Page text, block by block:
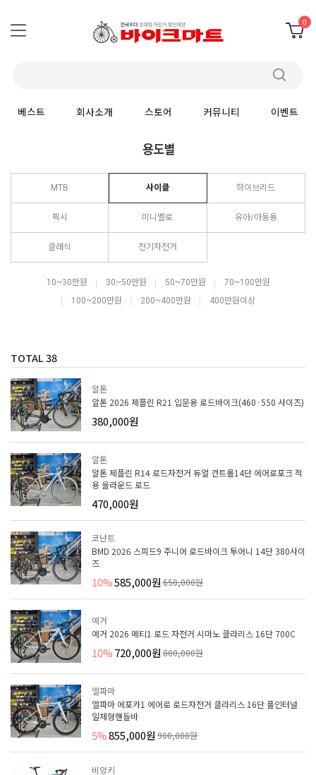
0
베스트 회사소개 스토어 커뮤니티 이벤트
용도별
MTB 사이클 하이브리드
픽시 미니벨로 유아/아동용
클래식 전기자전거
10~30만원 30~50만원 50~70만원
70~100만원
100~200만원
200~400만원 400만원이상
TOTAL38
알톤
알톤 2026 제플린 R21 입문용 로드바이크(460·550 사이즈)
380,000원
알톤
알톤 제플린 R14 로드자전거 듀얼 컨트롤14단 에어로포크 적
용 올라운드 로드
470,000원
코난트
BMD 2026 스피드9 주니어 로드바이크 투어니 14단 380사이
즈
10%585,000원 650,000원
예거
예거 2026 메티1 로드 자전거 시마노 클라리스 16단 700C
10%720,000원 800,000원
엘파마
엘파마 에포카1 에어로 로드자전거 클라리스 16단 풀인터널
일체형핸들바
5%855,000원 900,000원
비앙키